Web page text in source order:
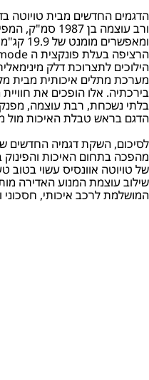
הדגמים החדשים מבית טויוטה
הילוכים לתצרוכת דלק
מערכת מתלים איכותית מבית
בירכתיה. אלו הופכים את חוויית
בלתי נשכחת, רבת עוצמה,
הדגם בראש טבלת האיכות מול
לסיכום, השקת דגמיה החדשים
מהפכה בתחום האיכות והפינוק
של טויוטה אוונסיס עשוי בטוב
שילוב עוצמת המנוע האדירה
המושלמת לרכב איכותי, חסכוני